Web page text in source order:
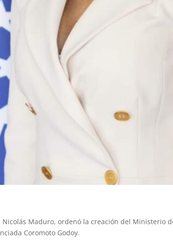
Maduro, ordenó la creación del Ministerio
Coromoto Godoy.